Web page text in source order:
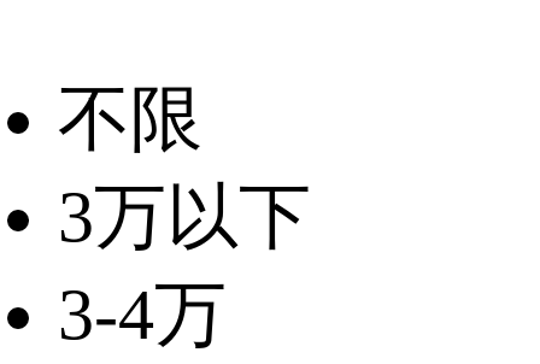
不限
3万以下
3-4万